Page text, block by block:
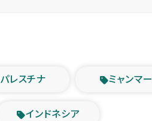
パレスチナ ミャンマー
インドネシア